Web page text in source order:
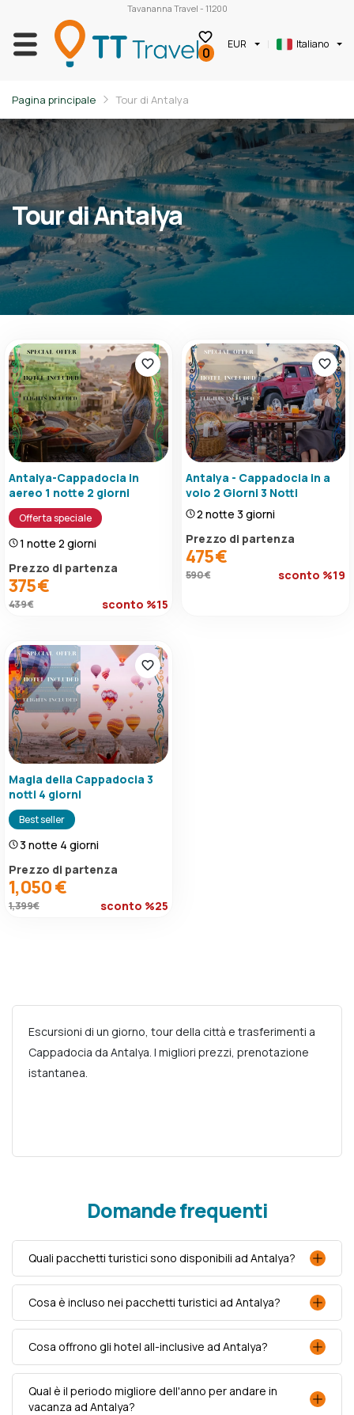
Tavananna Travel - 11200
0 EUR Italiano
Pagina principale Tour di Antalya
Tour di Antalya
Antalya-Cappadocia in
aereo 1 notte 2 giorni
Offerta speciale
1 notte 2 giorni
Prezzo di partenza
375 €
439 € sconto %15
Antalya - Cappadocia in a
volo 2 Giorni 3 Notti
2 notte 3 giorni
Prezzo di partenza
475 €
590 € sconto %19
Magia della Cappadocia 3
notti 4 giorni
Best seller
3 notte 4 giorni
Prezzo di partenza
1,050 €
1,399 € sconto %25
Escursioni di un giorno, tour della città e trasferimenti a
Cappadocia da Antalya. I migliori prezzi, prenotazione
istantanea.
Domande frequenti
Quali pacchetti turistici sono disponibili ad Antalya?
Cosa è incluso nei pacchetti turistici ad Antalya?
Cosa offrono gli hotel all-inclusive ad Antalya?
Qual è il periodo migliore dell'anno per andare in
vacanza ad Antalya?